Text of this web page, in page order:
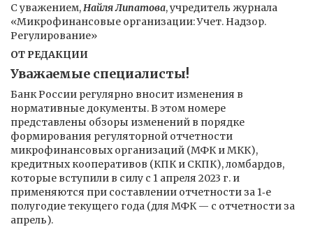
С уважением,Найля Липатова, учредитель журнала
«Микрофинансовые организации: Учет. Надзор.
Регулирование»
ОТ РЕДАКЦИИ
Уважаемые специалисты!
Банк России регулярно вносит изменения в
нормативные документы. В этом номере
представлены обзоры изменений в порядке
формирования регуляторной отчетности
микрофинансовых организаций (МФК и МКК),
кредитных кооперативов (КПК и СКПК), ломбардов,
которые вступили в силу с 1 апреля 2023 г. и
применяются при составлении отчетности за 1‑е
полугодие текущего года (для МФК — с отчетности за
апрель).